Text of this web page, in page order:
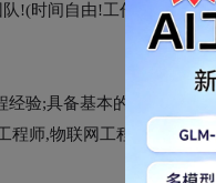
!(时间自由!工作自由!线上
验;具备基本的数学知识
程师,物联网工程师接单,电